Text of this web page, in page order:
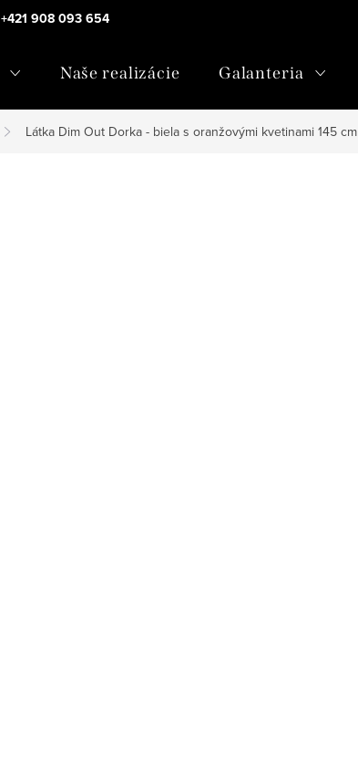
+421 908 093 654
Naše realizácie Galanteria
Látka Dim Out Dorka - biela s oranžovými kvetinami 145 cm